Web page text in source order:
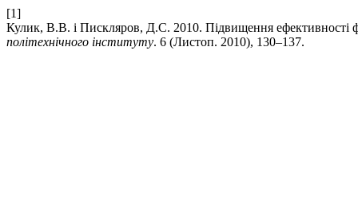
[1]
Кулик, В.В. і Пискляров, Д.С. 2010. Підвищення ефективності
політехнічного інституту. 6 (Листоп. 2010), 130–137.